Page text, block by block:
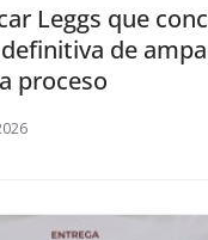
Leggs que
de
proceso